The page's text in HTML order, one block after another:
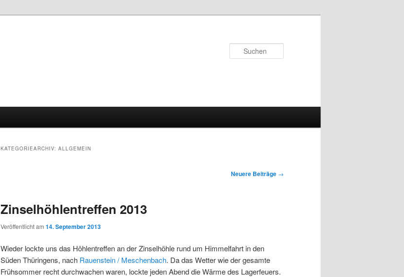
KATEGORIEARCHIV: ALLGEMEIN
Neuere Beiträge →
Zinselhöhlentreffen 2013
Veröffentlicht am 14. September 2013
Wieder lockte uns das Höhlentreffen an der Zinselhöhle rund um Himmelfahrt in den
Süden Thüringens, nach Rauenstein / Meschenbach. Da das Wetter wie der gesamte
Frühsommer recht durchwachen waren, lockte jeden Abend die Wärme des Lagerfeuers.